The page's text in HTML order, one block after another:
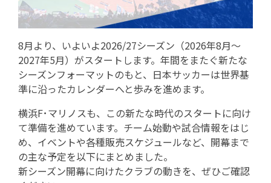
8月より、いよいよ2026/27シーズン（2026年8月～
2027年5月）がスタートします。年間をまたぐ新たな
シーズンフォーマットのもと、日本サッカーは世界基
準に沿ったカレンダーへと歩みを進めます。
横浜F･マリノスも、この新たな時代のスタートに向け
て準備を進めています。チーム始動や試合情報をはじ
め、イベントや各種販売スケジュールなど、開幕まで
の主な予定を以下にまとめました。
新シーズン開幕に向けたクラブの動きを、ぜひご確認